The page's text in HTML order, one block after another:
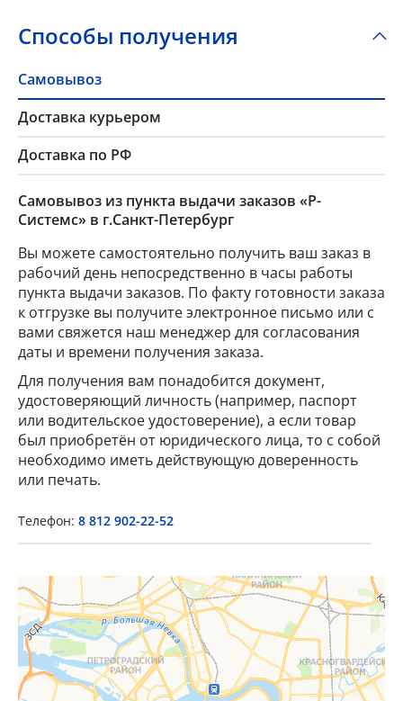
Способы получения
Самовывоз
Доставка курьером
Доставка по РФ
Самовывоз из пункта выдачи заказов «Р-
Системс» в г.Санкт-Петербург
Вы можете самостоятельно получить ваш заказ в
рабочий день непосредственно в часы работы
пункта выдачи заказов. По факту готовности заказа
к отгрузке вы получите электронное письмо или с
вами свяжется наш менеджер для согласования
даты и времени получения заказа.
Для получения вам понадобится документ,
удостоверяющий личность (например, паспорт
или водительское удостоверение), а если товар
был приобретён от юридического лица, то с собой
необходимо иметь действующую доверенность
или печать.
Телефон: 8 812 902-22-52
Popup Title
×